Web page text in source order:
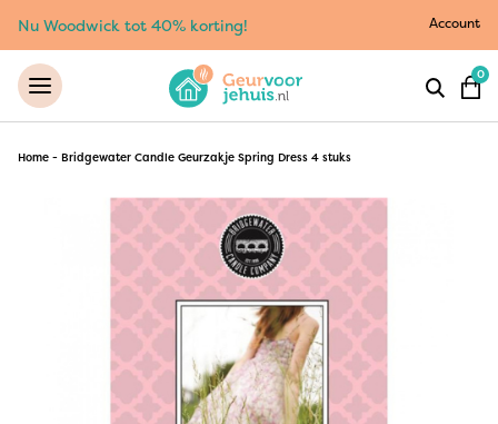
Nu Woodwick tot 40% korting! Account
0
Home - Bridgewater Candle Geurzakje Spring Dress 4 stuks